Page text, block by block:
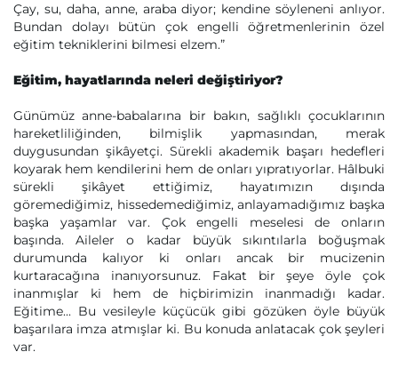
Çay, su, daha, anne, araba diyor; kendine söyleneni anlıyor.
Bundan dolayı bütün çok engelli öğretmenlerinin özel
eğitim tekniklerini bilmesi elzem.”
Eğitim, hayatlarında neleri değiştiriyor?
Günümüz anne-babalarına bir bakın, sağlıklı çocuklarının
hareketliliğinden, bilmişlik yapmasından, merak
duygusundan şikâyetçi. Sürekli akademik başarı hedefleri
koyarak hem kendilerini hem de onları yıpratıyorlar. Hâlbuki
sürekli şikâyet ettiğimiz, hayatımızın dışında
göremediğimiz, hissedemediğimiz, anlayamadığımız başka
başka yaşamlar var. Çok engelli meselesi de onların
başında. Aileler o kadar büyük sıkıntılarla boğuşmak
durumunda kalıyor ki onları ancak bir mucizenin
kurtaracağına inanıyorsunuz. Fakat bir şeye öyle çok
inanmışlar ki hem de hiçbirimizin inanmadığı kadar.
Eğitime... Bu vesileyle küçücük gibi gözüken öyle büyük
başarılara imza atmışlar ki. Bu konuda anlatacak çok şeyleri
var.